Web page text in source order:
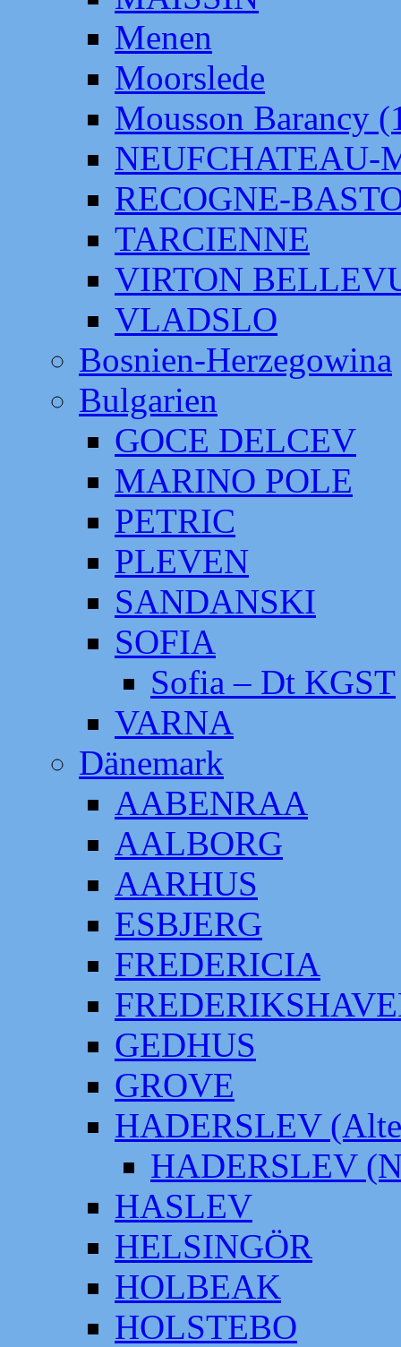
Menen
Moorslede
Mousson Barancy
NEUFCHATEAU-
RECOGNE-
TARCIENNE
VIRTON
VLADSLO
Bosnien-Herzegowina
Bulgarien
GOCE DELCEV
MARINO POLE
PETRIC
PLEVEN
SANDANSKI
SOFIA
Sofia – Dt KGST
VARNA
Dänemark
AABENRAA
AALBORG
AARHUS
ESBJERG
FREDERICIA
GEDHUS
GROVE
HADERSLEV
HADERSLEV
HASLEV
HELSINGÖR
HOLBEAK
HOLSTEBO